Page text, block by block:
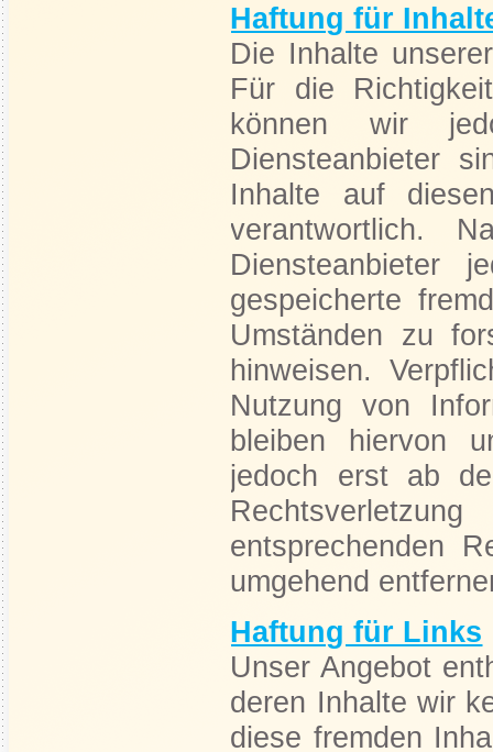
Haftung für
Die Inhalte
Für die
können wir
Diensteanbieter
Inhalte auf
Diensteanbieter
gespeicherte
Umständen zu
hinweisen.
Nutzung von
bleiben hiervon
jedoch erst ab
entsprechenden
umgehend
Haftung für Links
Unser Angebot
deren Inhalte wir
diese fremden